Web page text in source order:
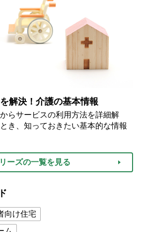
解決！介護の基本情報
らサービスの利用方法を詳細解
き、知っておきたい基本的な情報
ーズの一覧を見る
向け住宅